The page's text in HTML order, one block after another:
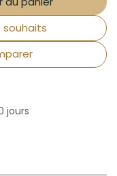
souhaits
jours